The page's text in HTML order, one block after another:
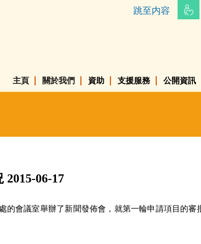
跳至内容
主頁 關於我們 資助 支援服務 公開資訊
06-17
的會議室舉辦了新聞發佈會，就第一輪申請項目的